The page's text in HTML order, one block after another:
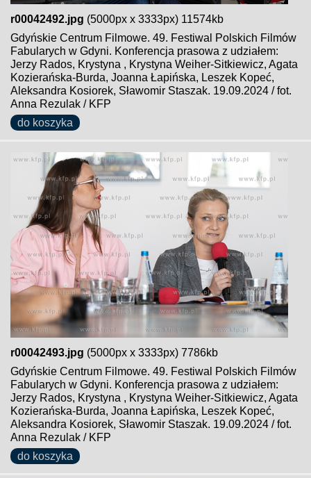
r00042492.jpg (5000px x 3333px) 11574kb
Gdyńskie Centrum Filmowe. 49. Festiwal Polskich Filmów
Fabularych w Gdyni. Konferencja prasowa z udziałem:
Jerzy Rados, Krystyna , Krystyna Weiher-Sitkiewicz, Agata
Kozierańska-Burda, Joanna Łapińska, Leszek Kopeć,
Aleksandra Kosiorek, Sławomir Staszak. 19.09.2024 / fot.
Anna Rezulak / KFP
do koszyka
r00042493.jpg (5000px x 3333px) 7786kb
Gdyńskie Centrum Filmowe. 49. Festiwal Polskich Filmów
Fabularych w Gdyni. Konferencja prasowa z udziałem:
Jerzy Rados, Krystyna , Krystyna Weiher-Sitkiewicz, Agata
Kozierańska-Burda, Joanna Łapińska, Leszek Kopeć,
Aleksandra Kosiorek, Sławomir Staszak. 19.09.2024 / fot.
Anna Rezulak / KFP
do koszyka